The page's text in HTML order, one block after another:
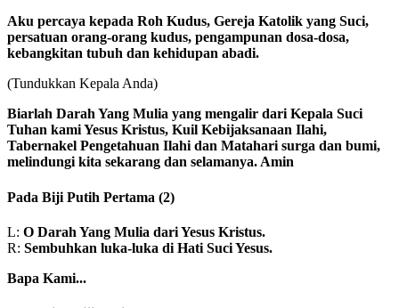
Aku percaya kepada Roh Kudus, Gereja Katolik yang Suci,
persatuan orang-orang kudus, pengampunan dosa-dosa,
kebangkitan tubuh dan kehidupan abadi.
(Tundukkan Kepala Anda)
Biarlah Darah Yang Mulia yang mengalir dari Kepala Suci
Tuhan kami Yesus Kristus, Kuil Kebijaksanaan Ilahi,
Tabernakel Pengetahuan Ilahi dan Matahari surga dan bumi,
melindungi kita sekarang dan selamanya. Amin
Pada Biji Putih Pertama (2)
L: O Darah Yang Mulia dari Yesus Kristus.
R: Sembuhkan luka-luka di Hati Suci Yesus.
Bapa Kami...